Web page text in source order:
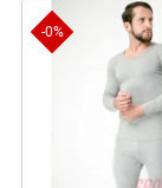
-0%